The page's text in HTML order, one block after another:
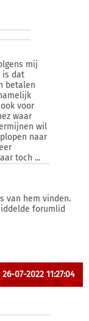
mij
is dat
betalen
voor
waar
wil
naar
toch ...
van hem vinden.
forumlid
26-07-2022 11:27:04